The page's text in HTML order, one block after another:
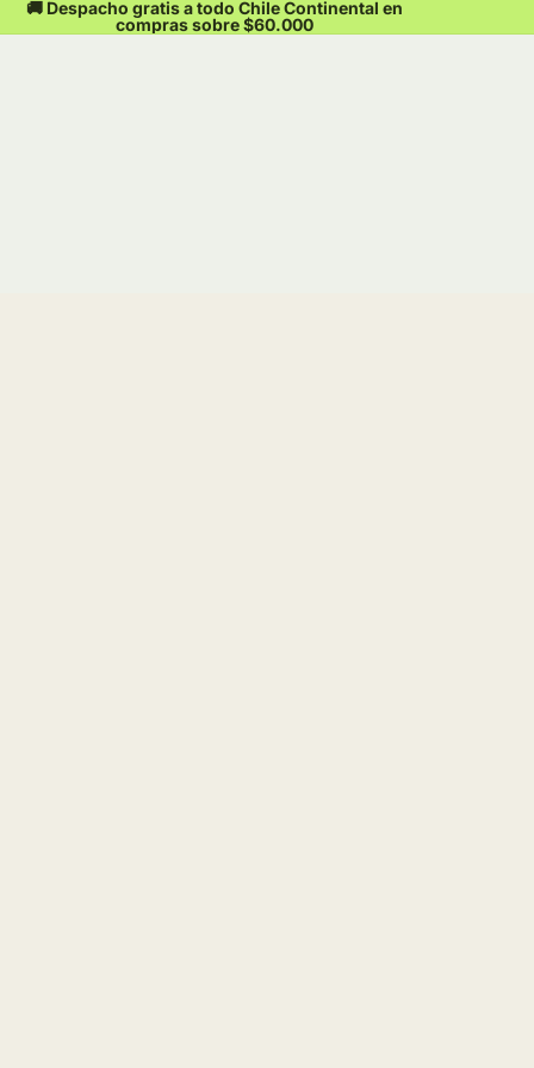
🚚 Despacho gratis a todo Chile Continental en
compras sobre $60.000